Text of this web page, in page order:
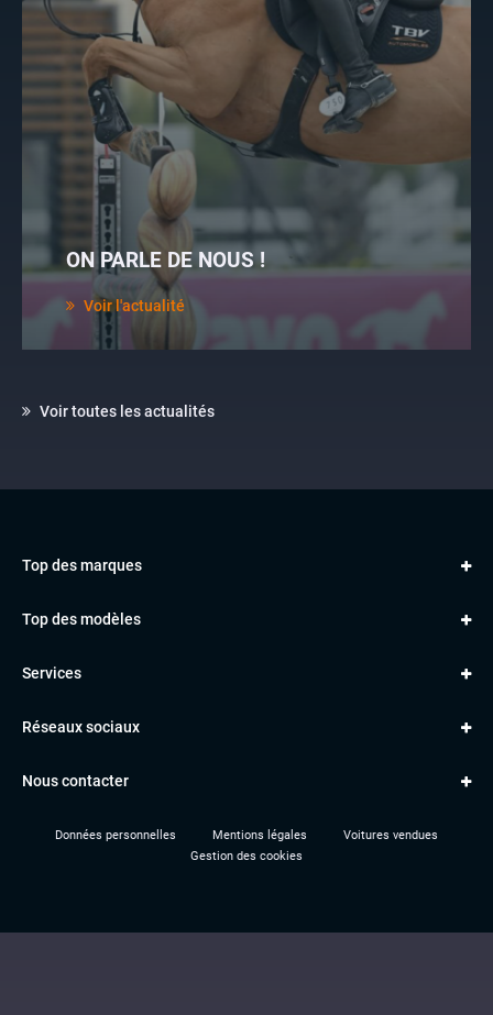
ON PARLE DE NOUS !
Voir l'actualité
Voir toutes les actualités
Top des marques
VOLKSWAGEN
BMW
Top des modèles
Classe A
A3
Services
Le garage TBV
Location TBV
Réseaux sociaux
Nous contacter
Données personnelles Mentions légales
Voitures vendues
Gestion des cookies